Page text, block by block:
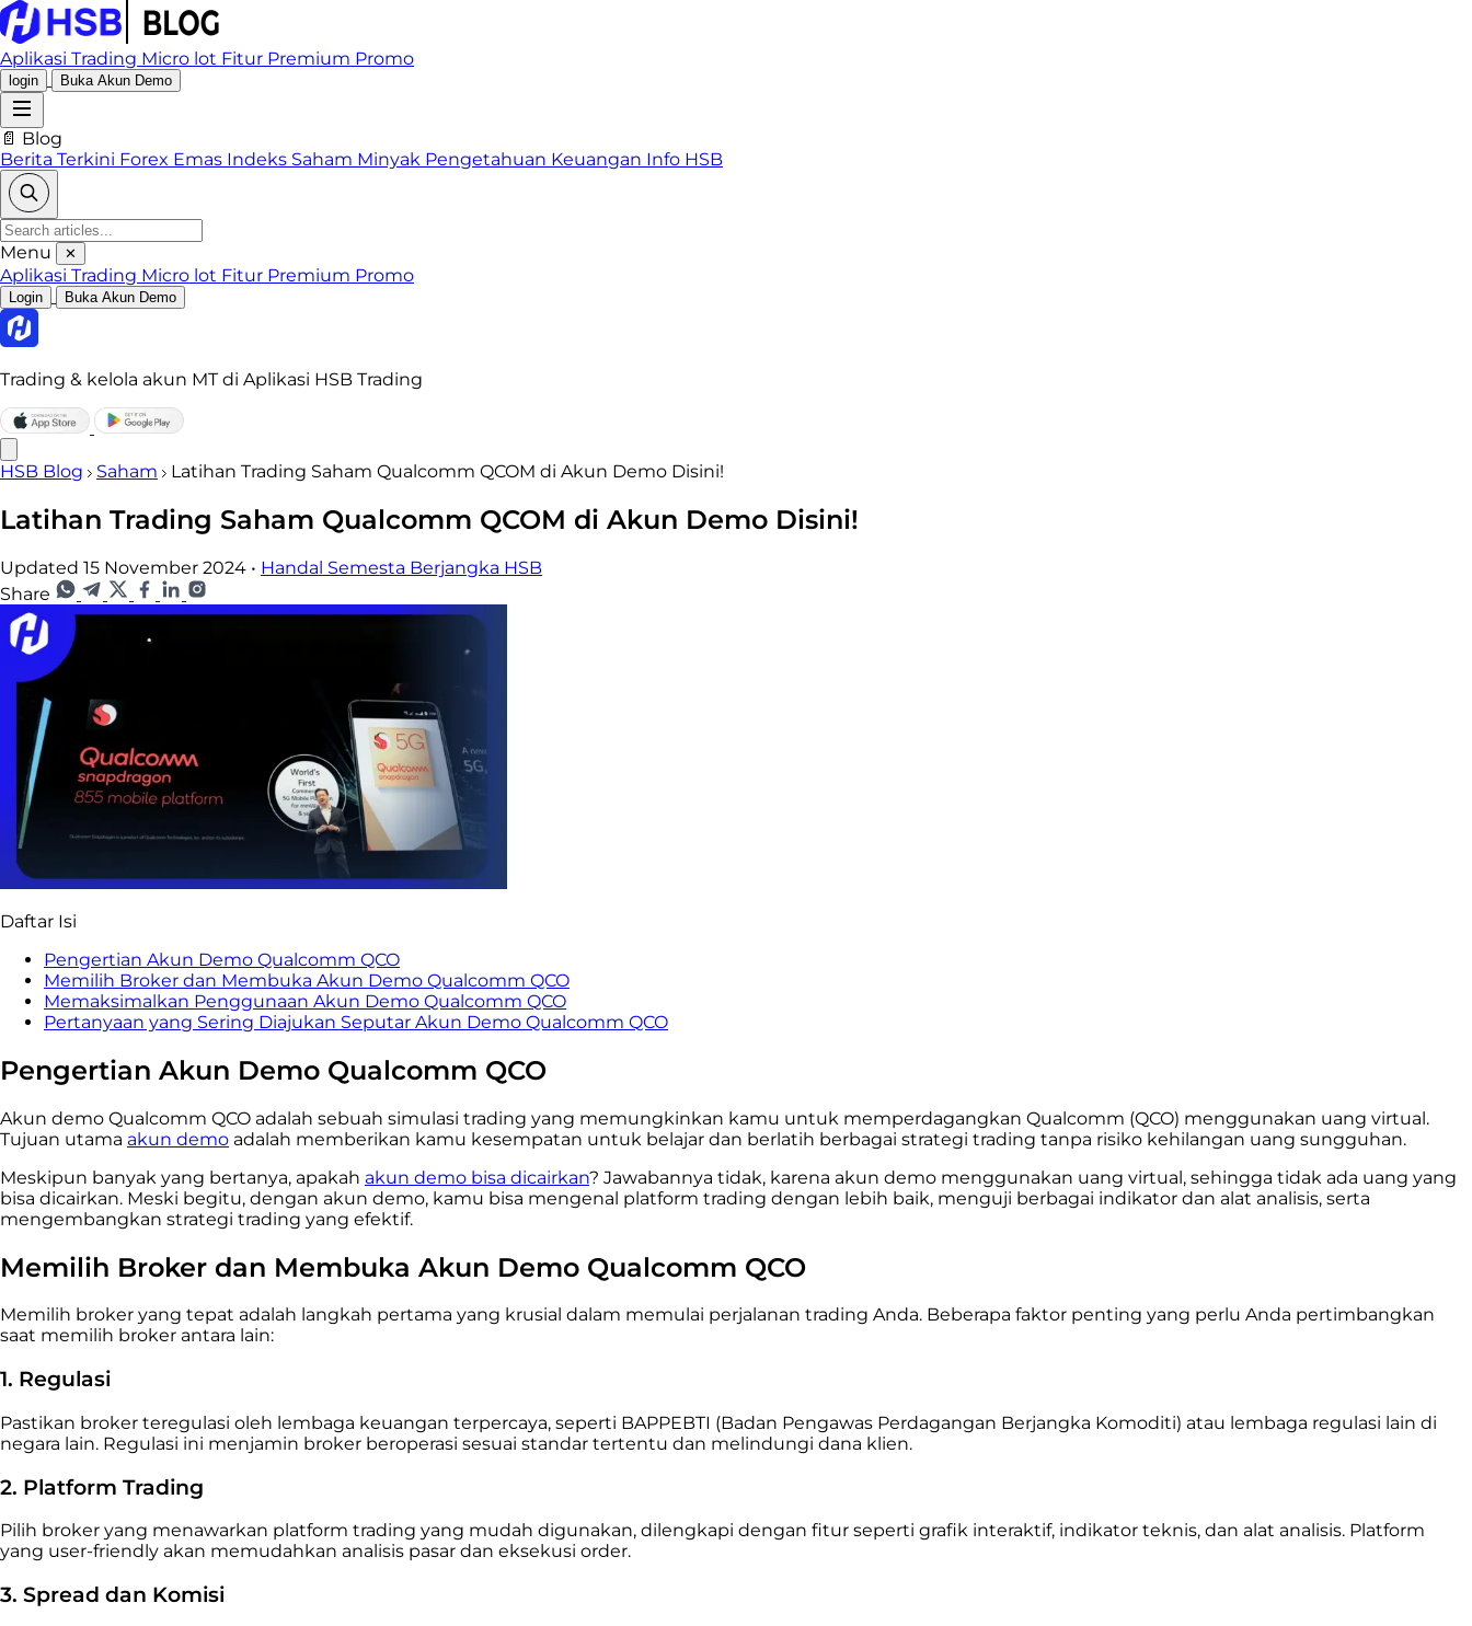
Aplikasi Trading Micro lot Fitur Premium Promo
login Buka Akun Demo
📄 Blog
Berita Terkini Forex Emas Indeks Saham Minyak Pengetahuan Keuangan Info HSB
Menu ✕
Aplikasi Trading Micro lot Fitur Premium Promo
Login Buka Akun Demo
Trading & kelola akun MT di Aplikasi HSB Trading
HSB Blog Saham Latihan Trading Saham Qualcomm QCOM di Akun Demo Disini!
Latihan Trading Saham Qualcomm QCOM di Akun Demo Disini!
Updated 15 November 2024 • Handal Semesta Berjangka HSB
Share
Daftar Isi
Pengertian Akun Demo Qualcomm QCO
Memilih Broker dan Membuka Akun Demo Qualcomm QCO
Memaksimalkan Penggunaan Akun Demo Qualcomm QCO
Pertanyaan yang Sering Diajukan Seputar Akun Demo Qualcomm QCO
Pengertian Akun Demo Qualcomm QCO
Akun demo Qualcomm QCO adalah sebuah simulasi trading yang memungkinkan kamu untuk memperdagangkan Qualcomm (QCO) menggunakan uang virtual.
Tujuan utama akun demo adalah memberikan kamu kesempatan untuk belajar dan berlatih berbagai strategi trading tanpa risiko kehilangan uang sungguhan.
Meskipun banyak yang bertanya, apakah akun demo bisa dicairkan? Jawabannya tidak, karena akun demo menggunakan uang virtual, sehingga tidak ada uang yang
bisa dicairkan. Meski begitu, dengan akun demo, kamu bisa mengenal platform trading dengan lebih baik, menguji berbagai indikator dan alat analisis, serta
mengembangkan strategi trading yang efektif.
Memilih Broker dan Membuka Akun Demo Qualcomm QCO
Memilih broker yang tepat adalah langkah pertama yang krusial dalam memulai perjalanan trading Anda. Beberapa faktor penting yang perlu Anda pertimbangkan
saat memilih broker antara lain:
1. Regulasi
Pastikan broker teregulasi oleh lembaga keuangan terpercaya, seperti BAPPEBTI (Badan Pengawas Perdagangan Berjangka Komoditi) atau lembaga regulasi lain di
negara lain. Regulasi ini menjamin broker beroperasi sesuai standar tertentu dan melindungi dana klien.
2. Platform Trading
Pilih broker yang menawarkan platform trading yang mudah digunakan, dilengkapi dengan fitur seperti grafik interaktif, indikator teknis, dan alat analisis. Platform
yang user-friendly akan memudahkan analisis pasar dan eksekusi order.
3. Spread dan Komisi